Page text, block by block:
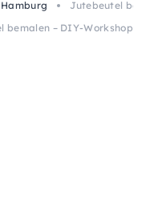
Jutebeutel
bemalen – DIY-Workshop